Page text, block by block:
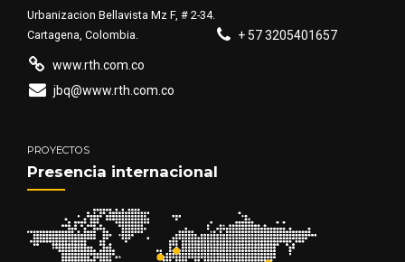
Urbanizacion Bellavista Mz F, # 2-34.
Cartagena, Colombia.
+ 57 3205401657
www.rth.com.co
jbq@www.rth.com.co
PROYECTOS
Presencia internacional